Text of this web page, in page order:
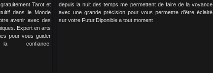
Tarot et
dans le Monde
avenir avec des
Expert en arts
pour vous guider
depuis la nuit des temps me permettent de faire de la voyance
avec une grande précision pour vous permettre d'être éclairé
sur votre Futur.Diponible a tout moment